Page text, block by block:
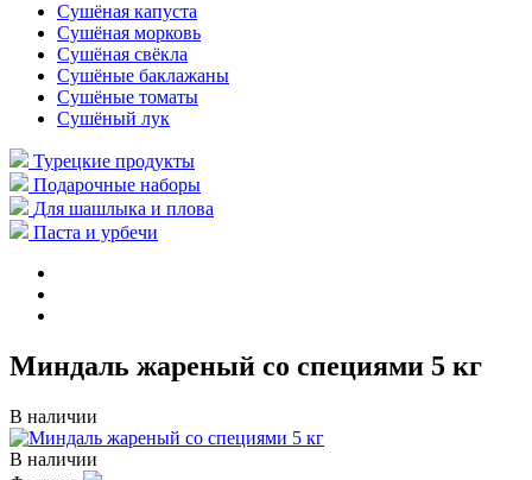
Сушёная капуста
Сушёная морковь
Сушёная свёкла
Сушёные баклажаны
Сушёные томаты
Сушёный лук
Турецкие продукты
Подарочные наборы
Для шашлыка и плова
Паста и урбечи
Миндаль жареный со специями 5 кг
В наличии
В наличии